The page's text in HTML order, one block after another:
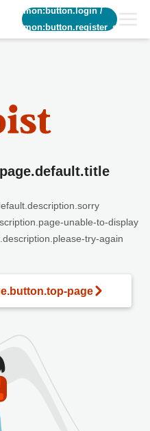
common:button.login/
common:button.register_short
unable-to-display
try-again
page